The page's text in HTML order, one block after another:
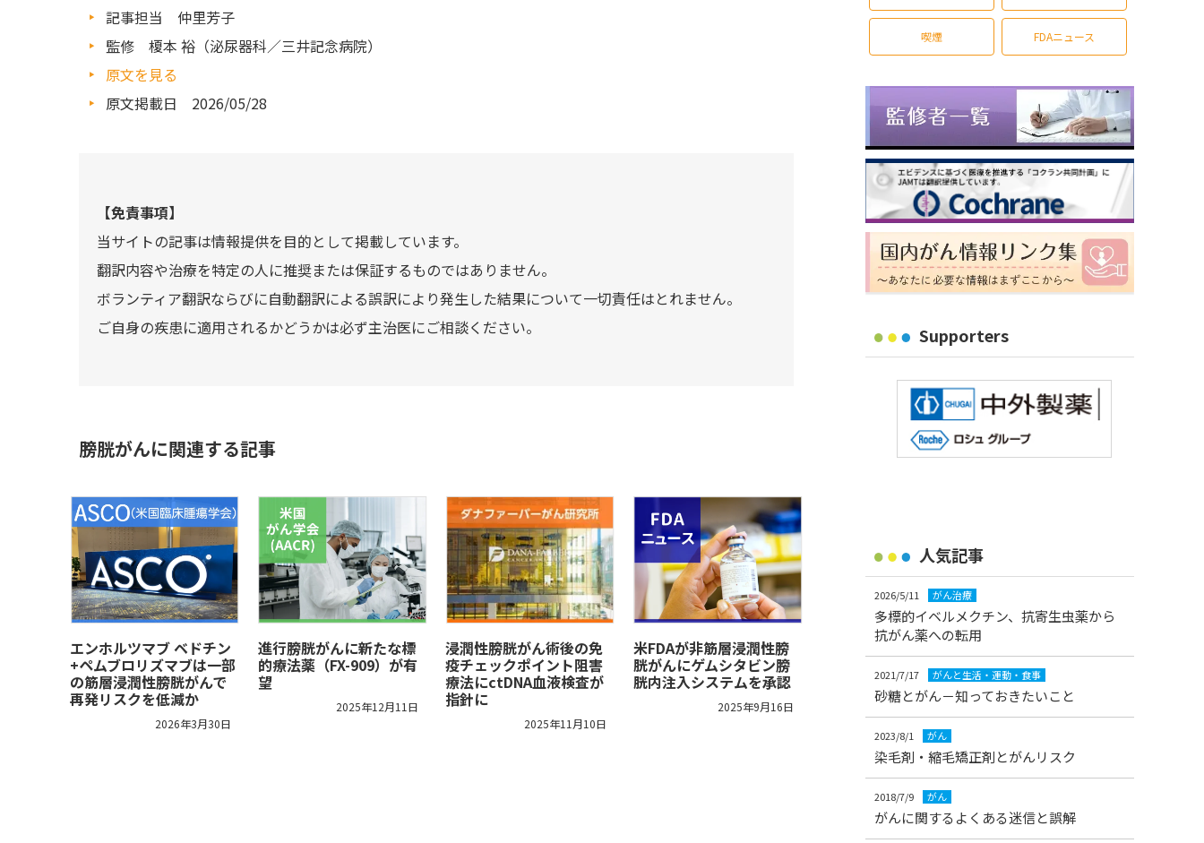
記事担当 仲里芳子
監修 榎本 裕（泌尿器科／三井記念病院）
原文を見る
原文掲載日 2026/05/28
【免責事項】
当サイトの記事は情報提供を目的として掲載しています。
翻訳内容や治療を特定の人に推奨または保証するものではありません。
ボランティア翻訳ならびに自動翻訳による誤訳により発生した結果について一切責任はとれません。
ご自身の疾患に適用されるかどうかは必ず主治医にご相談ください。
膀胱がんに関連する記事
エンホルツマブ ベドチン
+ペムブロリズマブは一部
の筋層浸潤性膀胱がんで
再発リスクを低減か
2026年3月30日
進行膀胱がんに新たな標
的療法薬（FX-909）が有
望
2025年12月11日
浸潤性膀胱がん術後の免
疫チェックポイント阻害
療法にctDNA血液検査が
指針に
2025年11月10日
米FDAが非筋層浸潤性膀
胱がんにゲムシタビン膀
胱内注入システムを承認
2025年9月16日
喫煙 FDAニュース
Supporters
人気記事
2026/5/11 がん治療
多標的イベルメクチン、抗寄生虫薬から
抗がん薬への転用
2021/7/17 がんと生活・運動・食事
砂糖とがん－知っておきたいこと
2023/8/1 がん
染毛剤・縮毛矯正剤とがんリスク
2018/7/9 がん
がんに関するよくある迷信と誤解